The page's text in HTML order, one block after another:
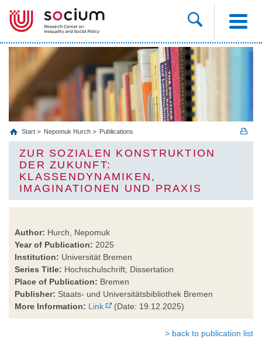
Start Nepomuk Hurch Publications
ZUR SOZIALEN KONSTRUKTION
DER ZUKUNFT:
KLASSENDYNAMIKEN,
IMAGINATIONEN UND PRAXIS
Author: Hurch, Nepomuk
Year of Publication: 2025
Institution: Universität Bremen
Series Title: Hochschulschrift; Dissertation
Place of Publication: Bremen
Publisher: Staats- und Universitätsbibliothek Bremen
More Information: Link (Date: 19.12.2025)
> back to publication list